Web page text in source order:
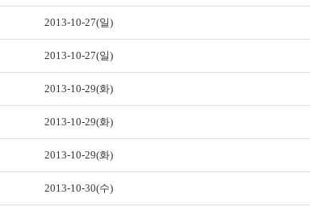
2013-10-27(일)
2013-10-27(일)
2013-10-29(화)
2013-10-29(화)
2013-10-29(화)
2013-10-30(수)